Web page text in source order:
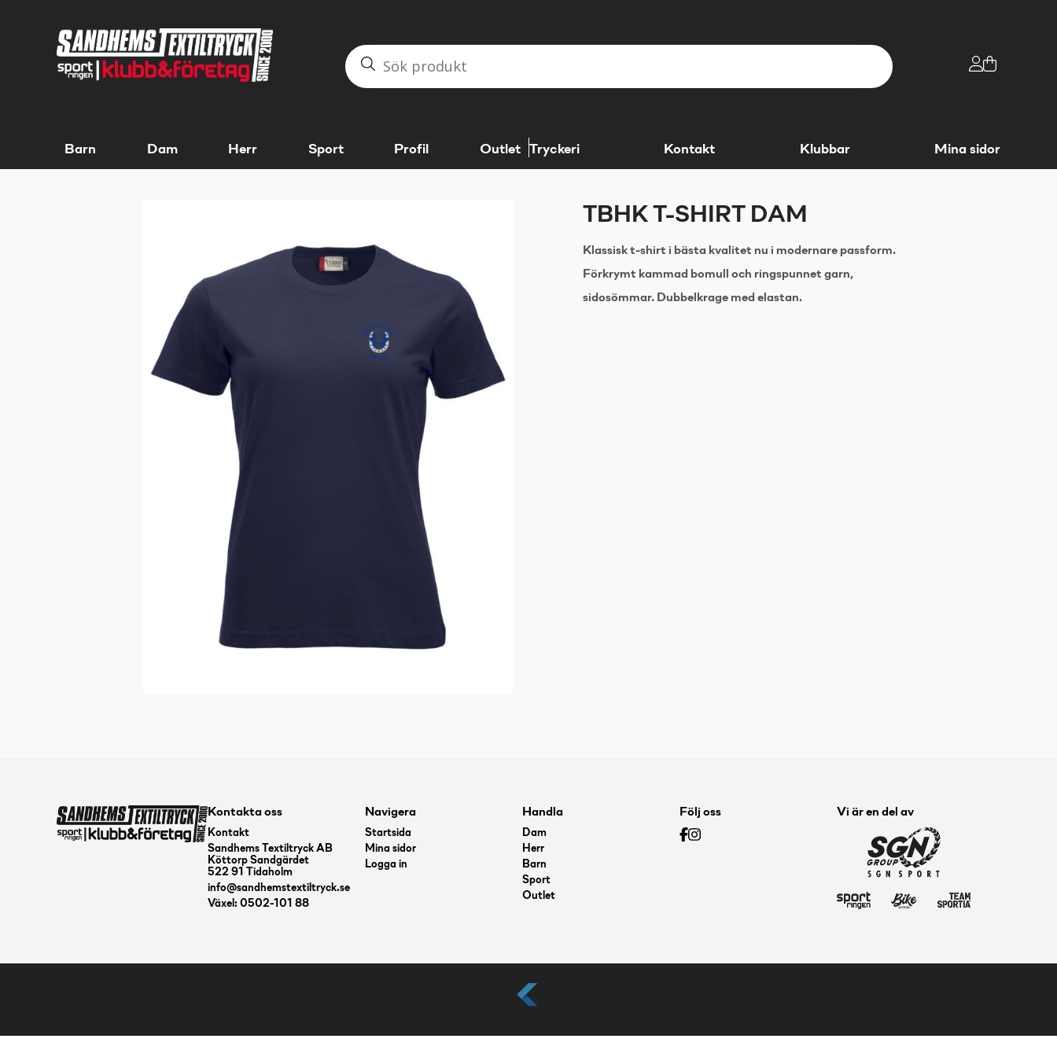
Barn Dam Herr Sport Profil Outlet Tryckeri Kontakt Klubbar Mina sidor
TBHK T-SHIRT DAM
Klassisk t-shirt i bästa kvalitet nu i modernare passform.
Förkrymt kammad bomull och ringspunnet garn,
sidosömmar. Dubbelkrage med elastan.
Kontakta oss
Kontakt
Sandhems Textiltryck AB
Köttorp Sandgärdet
522 91 Tidaholm
info@sandhemstextiltryck.se
Växel: 0502-101 88
Navigera
Startsida
Mina sidor
Logga in
Handla
Dam
Herr
Barn
Sport
Outlet
Följ oss Vi är en del av